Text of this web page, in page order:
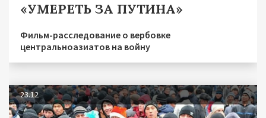
«УМЕРЕТЬ ЗА ПУТИНА»
Фильм-расследование о вербовке
центральноазиатов на войну
23.12